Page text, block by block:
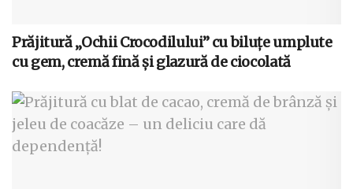
Prăjitură „Ochii Crocodilului” cu biluțe umplute
cu gem, cremă fină și glazură de ciocolată